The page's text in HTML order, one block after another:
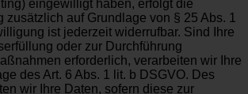
eingewilligt haben, erfolgt die
zusätzlich auf Grundlage von § 25 Abs. 1
ist jederzeit widerrufbar. Sind Ihre
oder zur Durchführung
erforderlich, verarbeiten wir Ihre
des Art. 6 Abs. 1 lit. b DSGVO. Des
wir Ihre Daten, sofern diese zur